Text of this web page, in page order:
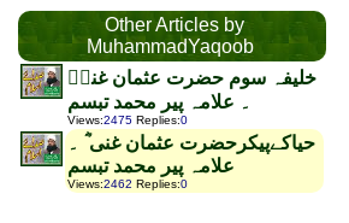
Other Articles by
MuhammadYaqoob
خلیفہ سوم حضرت عثمان غنیؓ
۔ علامہ پیر محمد تبسم
Views:2475 Replies:0
حیاکےپیکرحضرت عثمان غنی ؓ ۔
علامہ پیر محمد تبسم
Views:2462 Replies:0